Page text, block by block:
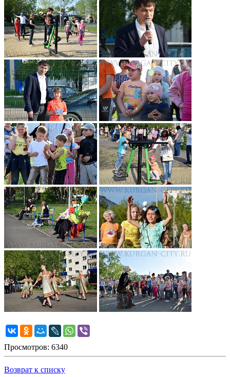
Просмотров: 6340
Возврат к списку